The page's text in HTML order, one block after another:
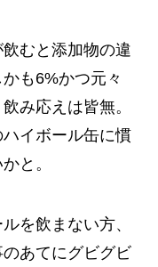
むと添加物の違
も6%かつ元々
み応えは皆無。
イボール缶に慣
と。
を飲まない方、
あてにグビグビ